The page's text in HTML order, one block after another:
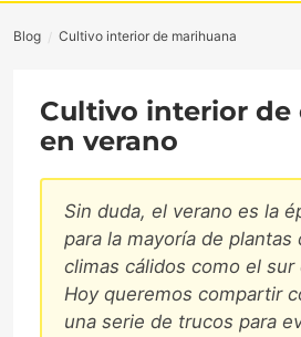
Blog Cultivo interior de marihuana
Cultivo interior de
en verano
Sin duda, el verano es la
para la mayoría de plantas
climas cálidos como el sur
Hoy queremos compartir
una serie de trucos para